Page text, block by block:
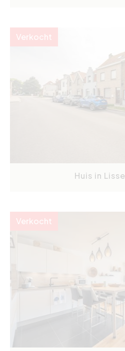
Verkocht
Huis in
Verkocht